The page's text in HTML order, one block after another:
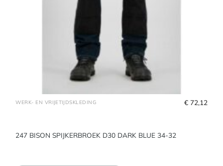
WERK- EN VRIJETIJDSKLEDING
247 BISON SPIJKERBROEK D30 DARK BLUE 34-32
€ 72,12